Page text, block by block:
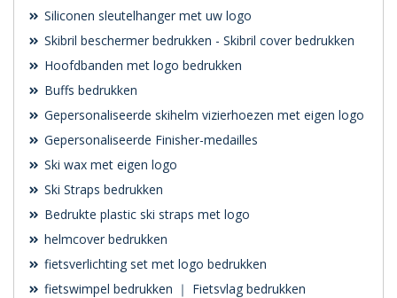
Siliconen sleutelhanger met uw logo
Skibril beschermer bedrukken - Skibril cover bedrukken
Hoofdbanden met logo bedrukken
Buffs bedrukken
Gepersonaliseerde skihelm vizierhoezen met eigen logo
Gepersonaliseerde Finisher-medailles
Ski wax met eigen logo
Ski Straps bedrukken
Bedrukte plastic ski straps met logo
helmcover bedrukken
fietsverlichting set met logo bedrukken
fietswimpel bedrukken ｜ Fietsvlag bedrukken